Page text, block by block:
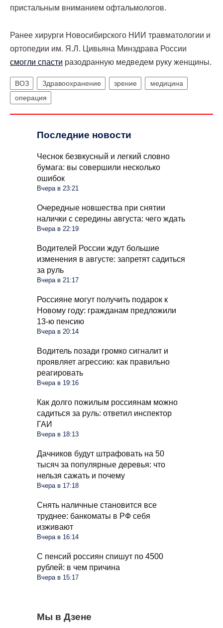
пристальным вниманием офтальмологов.
Ранее хирурги Новосибирского НИИ травматологии и
ортопедии им. Я.Л. Цивьяна Минздрава России
смогли спасти разодранную медведем руку женщины.
ВОЗ Здравоохранение зрение
медицина
операция
Последние новости
Чеснок безвкусный и легкий словно
бумага: вы совершили несколько
ошибок
Вчера в 23:21
Очередные новшества при снятии
налички с середины августа: чего ждать
Вчера в 22:19
Водителей России ждут большие
изменения в августе: запретят садиться
за руль
Вчера в 21:17
Россияне могут получить подарок к
Новому году: гражданам предложили
13-ю пенсию
Вчера в 20:14
Водитель позади громко сигналит и
проявляет агрессию: как правильно
реагировать
Вчера в 19:16
Как долго пожилым россиянам можно
садиться за руль: ответил инспектор
ГАИ
Вчера в 18:13
Дачников будут штрафовать на 50
тысяч за популярные деревья: что
нельзя сажать и почему
Вчера в 17:18
Снять наличные становится все
труднее: банкоматы в РФ себя
изживают
Вчера в 16:14
С пенсий россиян спишут по 4500
рублей: в чем причина
Вчера в 15:17
Мы в Дзене
Чеснок безвкусный и легкий словно
бумага: вы совершили несколько ошибок
Очередные новшества при снятии
Водителей России ждут большие